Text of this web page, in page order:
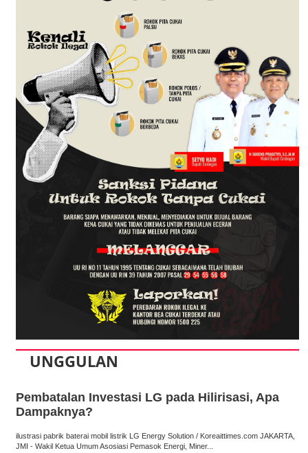
UNGGULAN
Pembatalan Investasi LG pada Hilirisasi, Apa
Dampaknya?
ilustrasi pabrik baterai mobil listrik LG Energy Solution / Koreaittimes.com JAKARTA,
JMI - Wakil Ketua Umum Asosiasi Pemasok Energi, Miner...